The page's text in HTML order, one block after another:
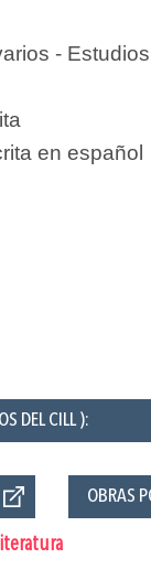
-
en español
DEL CILL ):
OBRAS